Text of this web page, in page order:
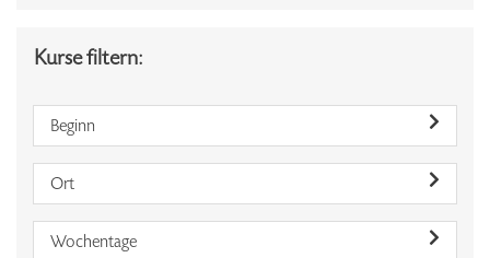
Kurse filtern:
Beginn
Ort
Wochentage